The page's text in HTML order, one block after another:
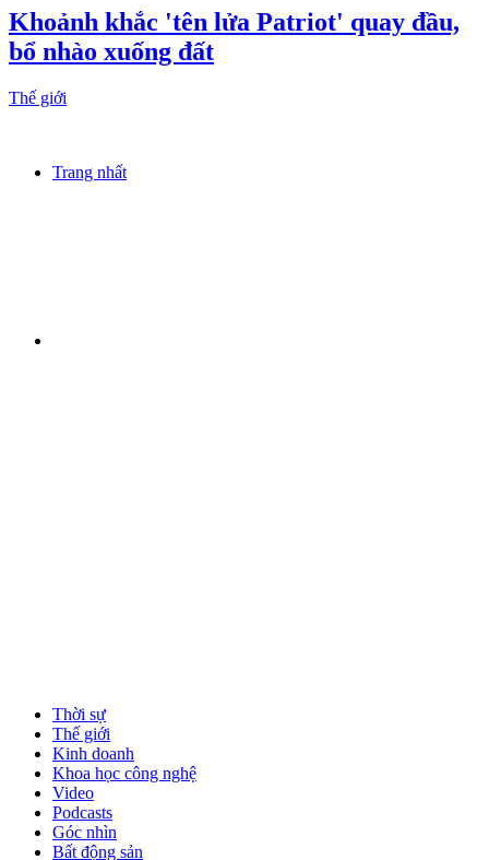
Khoảnh khắc 'tên lửa Patriot' quay đầu,
bổ nhào xuống đất
Thế giới
Trang nhất
Thời sự
Thế giới
Kinh doanh
Khoa học công nghệ
Video
Podcasts
Góc nhìn
Bất động sản